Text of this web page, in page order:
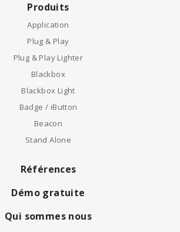
Produits
Application
Plug & Play
Plug & Play Lighter
Blackbox
Blackbox Light
Badge / iButton
Beacon
Stand Alone
Références
Démo gratuite
Qui sommes nous